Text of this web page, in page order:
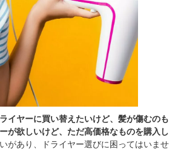
イヤーに買い替えたいけど、髪が傷むのも
が欲しいけど、ただ高価格なものを購入し
があり、ドライヤー選びに困ってはいませ